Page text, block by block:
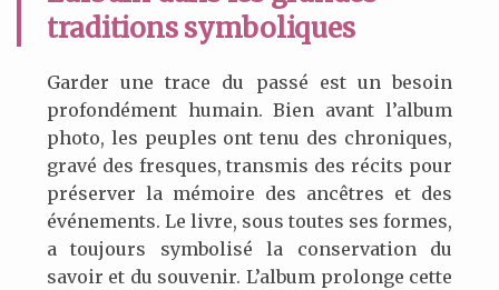
traditions symboliques
Garder une trace du passé est un besoin
profondément humain. Bien avant l’album
photo, les peuples ont tenu des chroniques,
gravé des fresques, transmis des récits pour
préserver la mémoire des ancêtres et des
événements. Le livre, sous toutes ses formes,
a toujours symbolisé la conservation du
savoir et du souvenir. L’album prolonge cette